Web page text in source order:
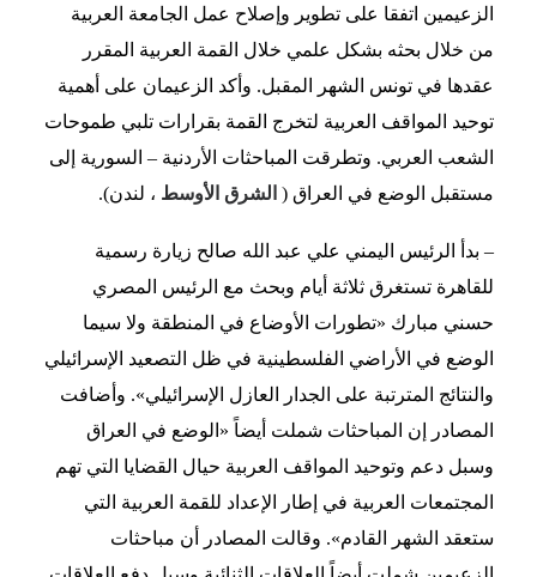
الزعيمين اتفقا على تطوير وإصلاح عمل الجامعة العربية
من خلال بحثه بشكل علمي خلال القمة العربية المقرر
عقدها في تونس الشهر المقبل. وأكد الزعيمان على أهمية
توحيد المواقف العربية لتخرج القمة بقرارات تلبي طموحات
الشعب العربي. وتطرقت المباحثات الأردنية – السورية إلى
مستقبل الوضع في العراق ( الشرق الأوسط ، لندن).
– بدأ الرئيس اليمني علي عبد الله صالح زيارة رسمية
للقاهرة تستغرق ثلاثة أيام وبحث مع الرئيس المصري
حسني مبارك «تطورات الأوضاع في المنطقة ولا سيما
الوضع في الأراضي الفلسطينية في ظل التصعيد الإسرائيلي
والنتائج المترتبة على الجدار العازل الإسرائيلي». وأضافت
المصادر إن المباحثات شملت أيضاً «الوضع في العراق
وسبل دعم وتوحيد المواقف العربية حيال القضايا التي تهم
المجتمعات العربية في إطار الإعداد للقمة العربية التي
ستعقد الشهر القادم». وقالت المصادر أن مباحثات